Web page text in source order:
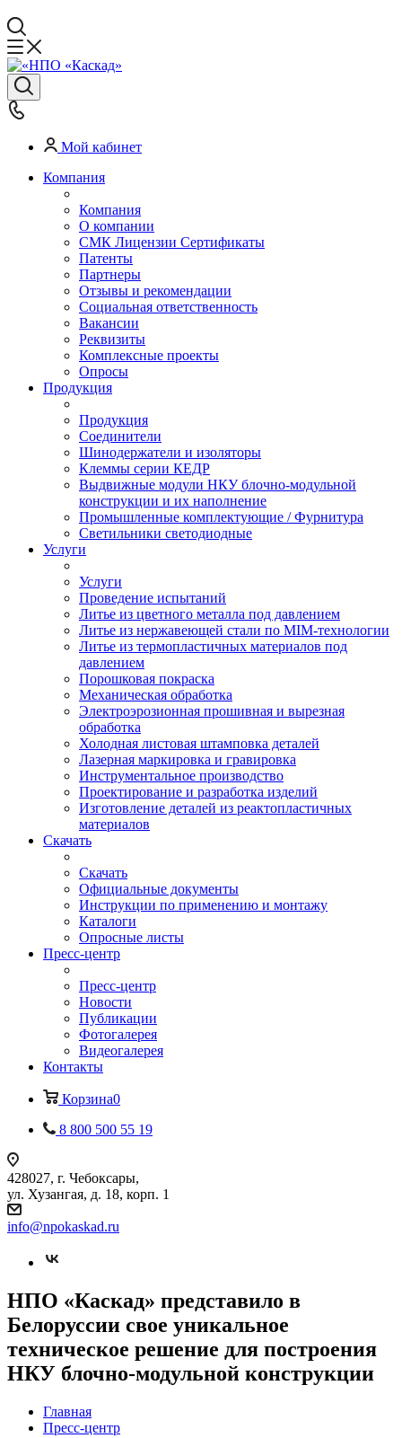
Мой кабинет
Компания
Компания
О компании
СМК Лицензии Сертификаты
Патенты
Партнеры
Отзывы и рекомендации
Социальная ответственность
Вакансии
Реквизиты
Комплексные проекты
Опросы
Продукция
Продукция
Соединители
Шинодержатели и изоляторы
Клеммы серии КЕДР
Выдвижные модули НКУ блочно-модульной
конструкции и их наполнение
Промышленные комплектующие / Фурнитура
Светильники светодиодные
Услуги
Услуги
Проведение испытаний
Литье из цветного металла под давлением
Литье из нержавеющей стали по MIM-технологии
Литье из термопластичных материалов под
давлением
Порошковая покраска
Механическая обработка
Электроэрозионная прошивная и вырезная
обработка
Холодная листовая штамповка деталей
Лазерная маркировка и гравировка
Инструментальное производство
Проектирование и разработка изделий
Изготовление деталей из реактопластичных
материалов
Скачать
Скачать
Официальные документы
Инструкции по применению и монтажу
Каталоги
Опросные листы
Пресс-центр
Пресс-центр
Новости
Публикации
Фотогалерея
Видеогалерея
Контакты
Корзина0
8 800 500 55 19
428027, г. Чебоксары,
ул. Хузангая, д. 18, корп. 1
info@npokaskad.ru
НПО «Каскад» представило в
Белоруссии свое уникальное
техническое решение для построения
НКУ блочно-модульной конструкции
Главная
Пресс-центр